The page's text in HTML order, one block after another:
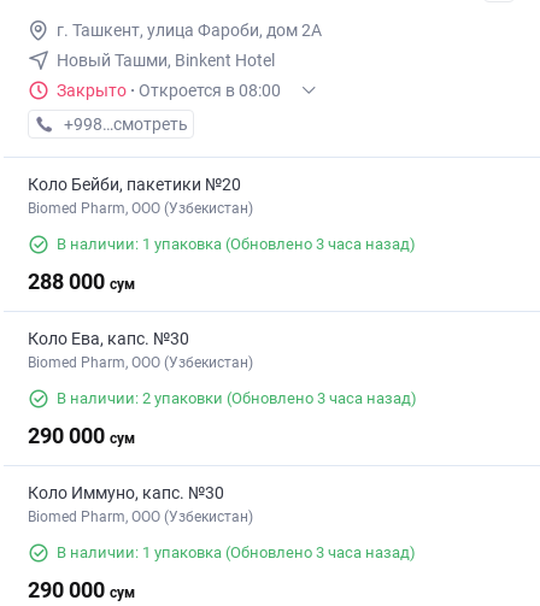
г. Ташкент, улица Фароби, дом 2А
Новый Ташми, Binkent Hotel
Закрыто · Откроется в 08:00
+998 (93) XXX-XX-XX
смотреть
Коло Бейби, пакетики №20
Biomed Pharm, OOO (Узбекистан)
В наличии: 1 упаковка (Обновлено 3 часа назад)
288 000 сум
Коло Ева, капс. №30
Biomed Pharm, OOO (Узбекистан)
В наличии: 2 упаковки (Обновлено 3 часа назад)
290 000 сум
Коло Иммуно, капс. №30
Biomed Pharm, OOO (Узбекистан)
В наличии: 1 упаковка (Обновлено 3 часа назад)
290 000 сум